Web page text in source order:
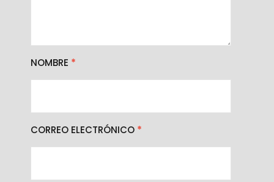
NOMBRE *
CORREO ELECTRÓNICO *